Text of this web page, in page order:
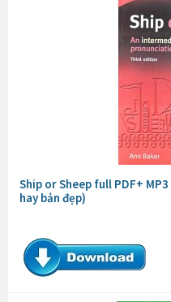
Ship or Sheep full PDF+
hay bản đẹp)